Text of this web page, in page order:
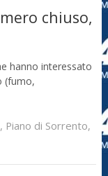
chiuso,
hanno interessato
(fumo,
, Piano di Sorrento,